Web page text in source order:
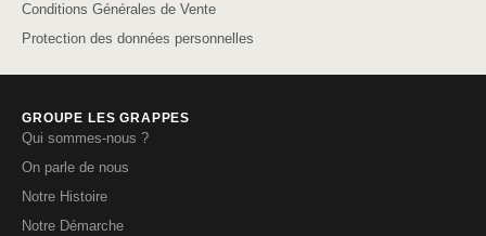
Conditions Générales de Vente
Protection des données personnelles
GROUPE LES GRAPPES
Qui sommes-nous ?
On parle de nous
Notre Histoire
Notre Démarche